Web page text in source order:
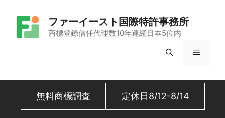
ファーイースト国際特許事務所
商標登録信任代理数10年連続日本5位内
メ
無料商標調査 定休日8/12-8/14